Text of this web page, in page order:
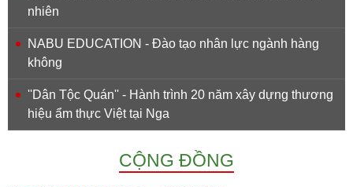
nhiên
NABU EDUCATION - Đào tạo nhân lực ngành hàng
không
''Dân Tộc Quán'' - Hành trình 20 năm xây dựng thương
hiệu ẩm thực Việt tại Nga
CỘNG ĐỒNG